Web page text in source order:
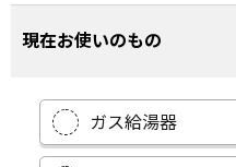
現在お使いのもの
ガス給湯器